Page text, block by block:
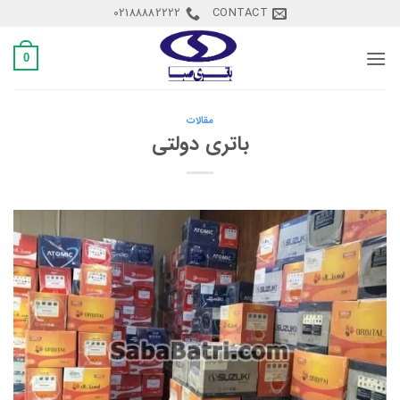
content
CONTACT
02188882222
0
مقالات
باتری دولتی